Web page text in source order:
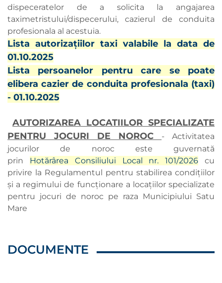
dispeceratelor de a solicita la angajarea
taximetristului/dispecerului, cazierul de conduita
profesionala al acestuia.
Lista autorizațiilor taxi valabile la data de
01.10.2025
Lista persoanelor pentru care se poate
elibera cazier de conduita profesionala (taxi)
- 01.10.2025
AUTORIZAREA LOCATIILOR SPECIALIZATE
PENTRU JOCURI DE NOROC
- Activitatea
jocurilor de noroc este guvernată
prin Hotărârea Consiliului Local nr. 101/2026 cu
privire la Regulamentul pentru stabilirea condițiilor
și a regimului de funcționare a locațiilor specializate
pentru jocuri de noroc pe raza Municipiului Satu
Mare
DOCUMENTE